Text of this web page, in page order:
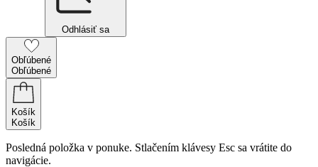
Odhlásiť sa
Obľúbené
Obľúbené
Košík
Košík
Posledná položka v ponuke. Stlačením klávesy Esc sa vrátite do
navigácie.